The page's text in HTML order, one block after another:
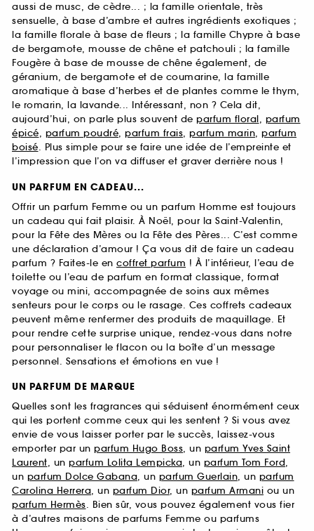
aussi de musc, de cèdre... ; la famille orientale, très
sensuelle, à base d’ambre et autres ingrédients exotiques ;
la famille florale à base de fleurs ; la famille Chypre à base
de bergamote, mousse de chêne et patchouli ; la famille
Fougère à base de mousse de chêne également, de
géranium, de bergamote et de coumarine, la famille
aromatique à base d’herbes et de plantes comme le thym,
le romarin, la lavande... Intéressant, non ? Cela dit,
aujourd’hui, on parle plus souvent de parfum floral, parfum
épicé, parfum poudré, parfum frais, parfum marin, parfum
boisé. Plus simple pour se faire une idée de l’empreinte et
l’impression que l’on va diffuser et graver derrière nous !
UN PARFUM EN CADEAU...
Offrir un parfum Femme ou un parfum Homme est toujours
un cadeau qui fait plaisir. À Noël, pour la Saint-Valentin,
pour la Fête des Mères ou la Fête des Pères... C’est comme
une déclaration d’amour ! Ça vous dit de faire un cadeau
parfum ? Faites-le en coffret parfum ! À l’intérieur, l’eau de
toilette ou l’eau de parfum en format classique, format
voyage ou mini, accompagnée de soins aux mêmes
senteurs pour le corps ou le rasage. Ces coffrets cadeaux
peuvent même renfermer des produits de maquillage. Et
pour rendre cette surprise unique, rendez-vous dans notre
pour personnaliser le flacon ou la boîte d’un message
personnel. Sensations et émotions en vue !
UN PARFUM DE MARQUE
Quelles sont les fragrances qui séduisent énormément ceux
qui les portent comme ceux qui les sentent ? Si vous avez
envie de vous laisser porter par le succès, laissez-vous
emporter par un parfum Hugo Boss, un parfum Yves Saint
Laurent, un parfum Lolita Lempicka, un parfum Tom Ford,
un parfum Dolce Gabana, un parfum Guerlain, un parfum
Carolina Herrera, un parfum Dior, un parfum Armani ou un
parfum Hermès. Bien sûr, vous pouvez également vous fier
à d’autres maisons de parfums Femme ou parfums